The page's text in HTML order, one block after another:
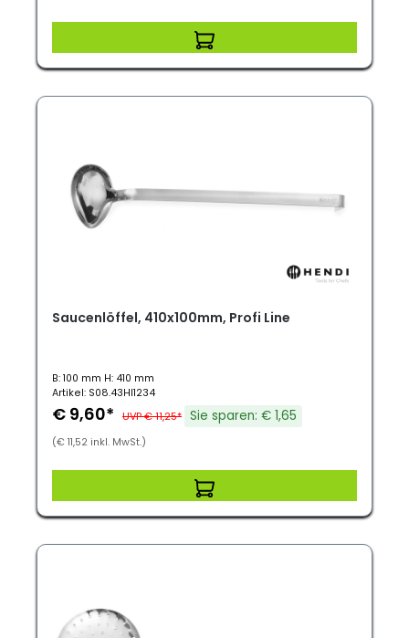
Saucenlöffel, 410x100mm, Profi Line
B: 100 mm H: 410 mm
Artikel: S08.43HI1234
€ 9,60* UVP € 11,25* Sie sparen: € 1,65
(€ 11,52 inkl. MwSt.)